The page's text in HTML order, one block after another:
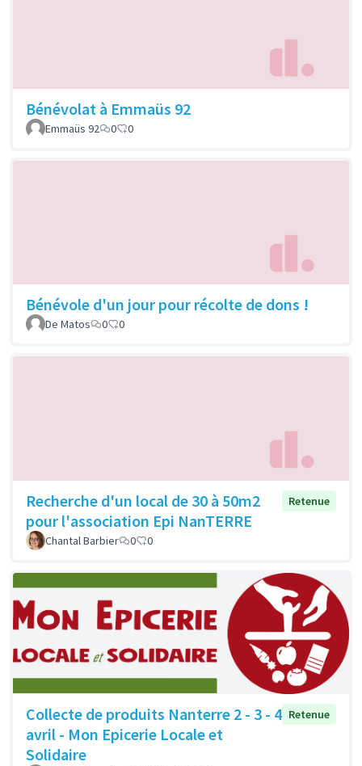
Bénévolat à Emmaüs 92
Emmaüs 92 0 0
Bénévole d'un jour pour récolte de dons !
De Matos 0 0
Recherche d'un local de 30 à 50m2
pour l'association Epi NanTERRE
Retenue
Chantal Barbier 0 0
Collecte de produits Nanterre 2 - 3 - 4
avril - Mon Epicerie Locale et
Solidaire
Retenue